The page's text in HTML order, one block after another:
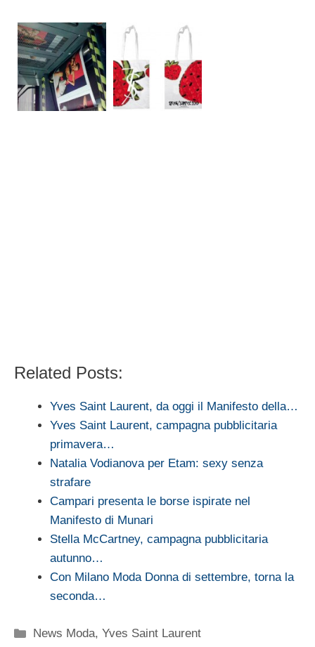
Related Posts:
Yves Saint Laurent, da oggi il Manifesto della…
Yves Saint Laurent, campagna pubblicitaria
primavera…
Natalia Vodianova per Etam: sexy senza
strafare
Campari presenta le borse ispirate nel
Manifesto di Munari
Stella McCartney, campagna pubblicitaria
autunno…
Con Milano Moda Donna di settembre, torna la
seconda…
Categorie
News Moda,Yves Saint Laurent